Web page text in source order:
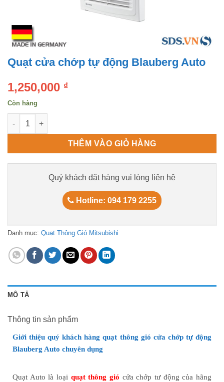
Quạt cửa chớp tự động Blauberg Auto
1,250,000 ₫
Còn hàng
Quạt cửa chớp tự động Blauberg Auto số lượng
THÊM VÀO GIỎ HÀNG
Quý khách đặt hàng vui lòng liên hệ
Hotline: 094 179 2255
Danh mục: Quạt Thông Gió Mitsubishi
MÔ TẢ
Thông tin sản phẩm
Giới thiệu quý khách hàng quạt thông gió cửa chớp tự động
Blauberg Auto chuyên dụng
Quạt Auto là loại quạt thông gió cửa chớp tư động của hãng